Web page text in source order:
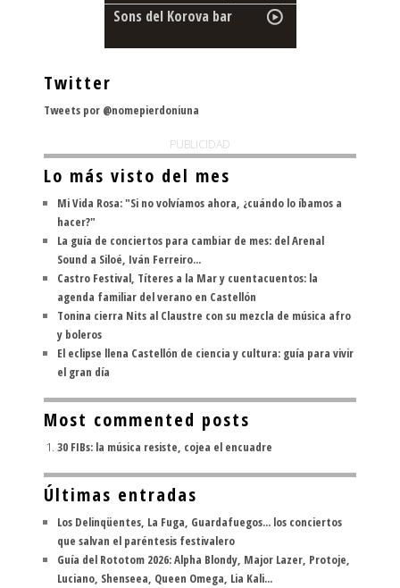
Sons del Korova bar
Twitter
Tweets por @nomepierdoniuna
PUBLICIDAD
Lo más visto del mes
Mi Vida Rosa: "Si no volvíamos ahora, ¿cuándo lo íbamos a
hacer?"
La guía de conciertos para cambiar de mes: del Arenal
Sound a Siloé, Iván Ferreiro...
Castro Festival, Títeres a la Mar y cuentacuentos: la
agenda familiar del verano en Castellón
Tonina cierra Nits al Claustre con su mezcla de música afro
y boleros
El eclipse llena Castellón de ciencia y cultura: guía para vivir
el gran día
Most commented posts
30 FIBs: la música resiste, cojea el encuadre
Últimas entradas
Los Delinqüentes, La Fuga, Guardafuegos... los conciertos
que salvan el paréntesis festivalero
Guía del Rototom 2026: Alpha Blondy, Major Lazer, Protoje,
Luciano, Shenseea, Queen Omega, Lia Kali...